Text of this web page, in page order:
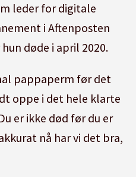
leder for digitale
i Aftenposten
døde i april 2020.
pappaperm før det
oppe i det hele klarte
er ikke død før du er
nå har vi det bra,